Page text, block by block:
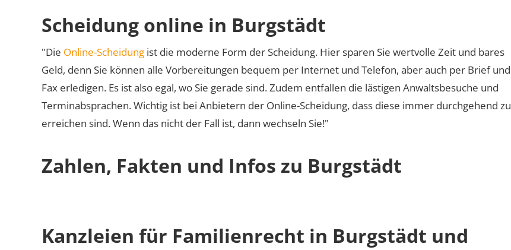
Scheidung online in Burgstädt
"Die Online-Scheidung ist die moderne Form der Scheidung. Hier sparen Sie wertvolle Zeit und bares
Geld, denn Sie können alle Vorbereitungen bequem per Internet und Telefon, aber auch per Brief und
Fax erledigen. Es ist also egal, wo Sie gerade sind. Zudem entfallen die lästigen Anwaltsbesuche und
Terminabsprachen. Wichtig ist bei Anbietern der Online-Scheidung, dass diese immer durchgehend zu
erreichen sind. Wenn das nicht der Fall ist, dann wechseln Sie!"
Zahlen, Fakten und Infos zu Burgstädt
Kanzleien für Familienrecht in Burgstädt und